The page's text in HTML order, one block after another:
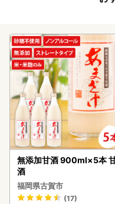
無添加甘酒 900ml×5本
酒
福岡県古賀市
(17)